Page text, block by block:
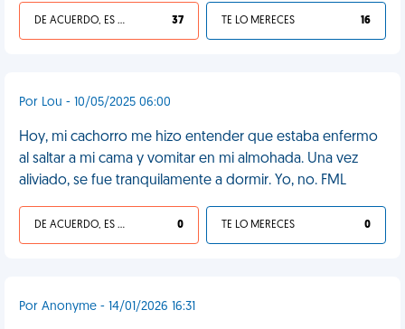
DE ACUERDO, ES UNA VIDA HP 37 TE LO MERECES 16
Por Lou - 10/05/2025 06:00
Hoy, mi cachorro me hizo entender que estaba enfermo
al saltar a mi cama y vomitar en mi almohada. Una vez
aliviado, se fue tranquilamente a dormir. Yo, no. FML
DE ACUERDO, ES UNA VIDA HP 0 TE LO MERECES 0
Por Anonyme - 14/01/2026 16:31